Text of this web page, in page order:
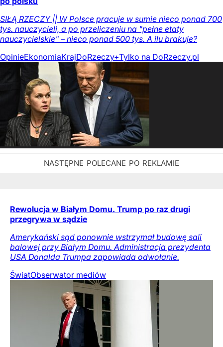
SIŁĄ RZECZY || W Polsce pracuje w sumie nieco ponad 700
tys. nauczycieli, a po przeliczeniu na "pełne etaty
nauczycielskie" – nieco ponad 500 tys. A ilu brakuje?
OpinieEkonomiaKrajDoRzeczy+Tylko na DoRzeczy.pl
Rewolucja w Białym Domu. Trump po raz drugi
przegrywa w sądzie
Amerykański sąd ponownie wstrzymał budowę sali
balowej przy Białym Domu. Administracja prezydenta
USA Donalda Trumpa zapowiada odwołanie.
ŚwiatObserwator mediów